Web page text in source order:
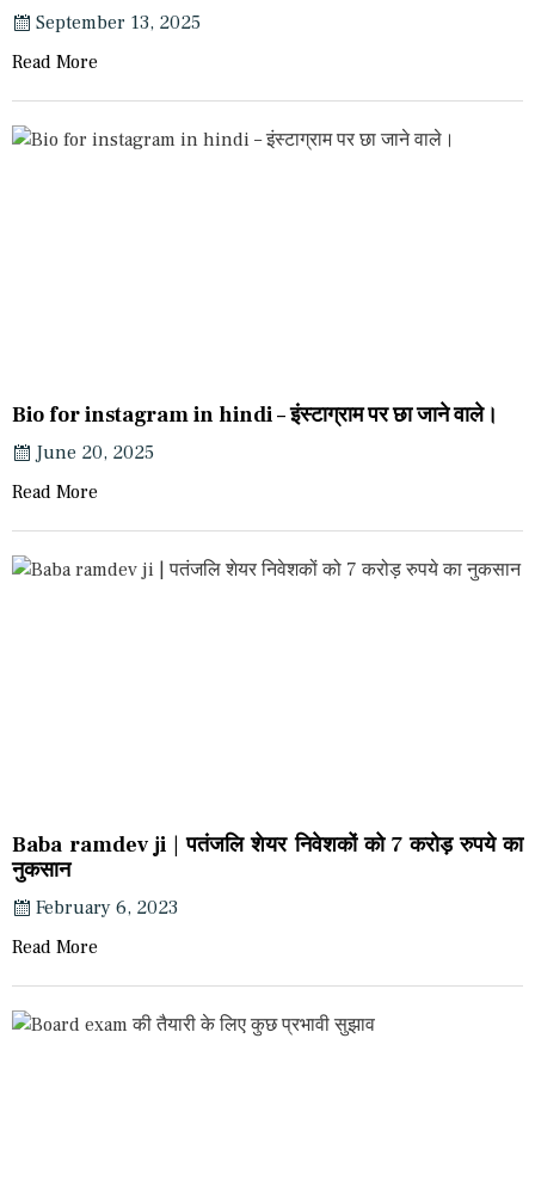
September 13, 2025
Read More
Bio for instagram in hindi – इंस्टाग्राम पर छा जाने वाले।
June 20, 2025
Read More
Baba ramdev ji | पतंजलि शेयर निवेशकों को 7 करोड़ रुपये का
नुकसान
February 6, 2023
Read More